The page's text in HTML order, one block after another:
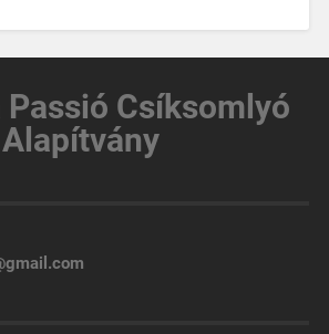
Passió Csíksomlyó
Alapítvány